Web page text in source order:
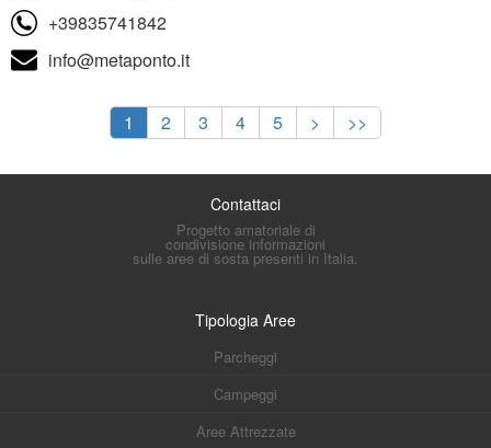
+39835741842
info@metaponto.it
1 2 3 4 5 > >>
Contattaci
Progetto amatoriale di
condivisione informazioni
sulle aree di sosta presenti in Italia.
Tipologia Aree
Parcheggi
Campeggi
Aree Attrezzate